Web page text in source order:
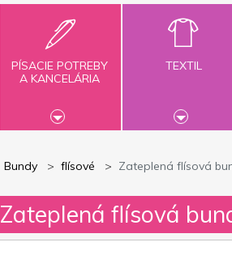
PÍSACIE POTREBY
A KANCELÁRIA
TEXTIL
Bundy flísové Zateplená flísová
Zateplená flísová